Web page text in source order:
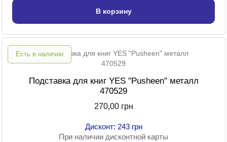
В корзину
Есть в наличии
Подставка для книг YES "Pusheen" металл
470529
270,00 грн
Дисконт: 243 грн
При наличии дисконтной карты